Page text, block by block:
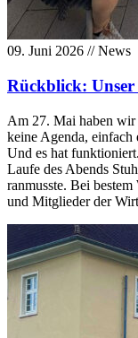
09. Juni 2026 // News
Rückblick: Unser
Am 27. Mai haben wir
keine Agenda, einfach
Und es hat
Laufe des Abends
ranmusste. Bei bestem
und Mitglieder der